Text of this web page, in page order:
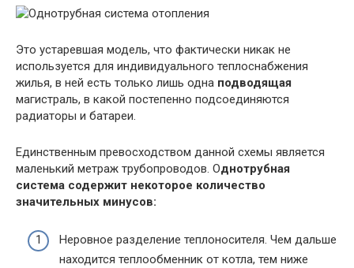
Это устаревшая модель, что фактически никак не
используется для индивидуального теплоснабжения
жилья, в ней есть только лишь одна подводящая
магистраль, в какой постепенно подсоединяются
радиаторы и батареи.
Единственным превосходством данной схемы является
маленький метраж трубопроводов. Однотрубная
система содержит некоторое количество
значительных минусов:
Неровное разделение теплоносителя. Чем дальше
находится теплообменник от котла, тем ниже